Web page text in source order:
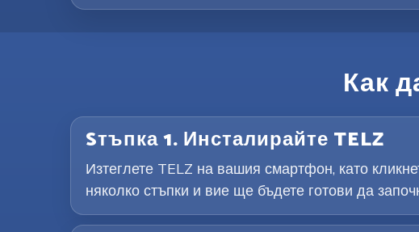
Как
Sтъпка 1. Инсталирайте TELZ
Изтеглете TELZ на вашия смартфон, като
няколко стъпки и вие ще бъдете готови да